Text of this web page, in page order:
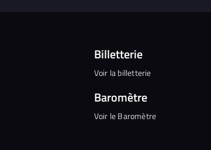
Billetterie
Voir la billetterie
Baromètre
Voir le Baromètre